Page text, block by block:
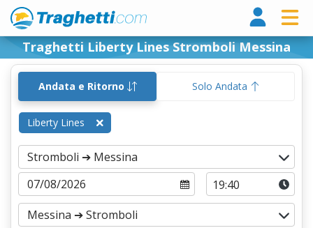
Traghetti Liberty Lines Stromboli Messina
Andata e Ritorno Solo Andata
Liberty Lines